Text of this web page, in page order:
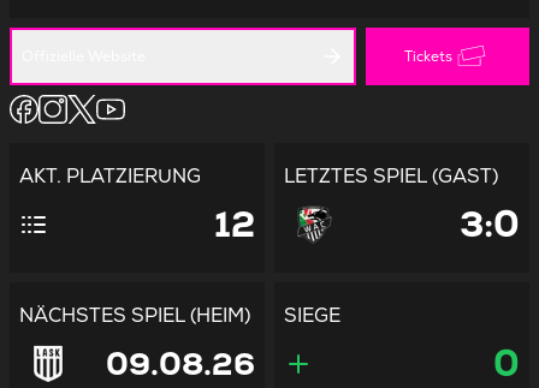
Tickets
AKT. PLATZIERUNG
12
LETZTES SPIEL (GAST)
3:0
NÄCHSTES SPIEL (HEIM)
09.08.26
SIEGE
0